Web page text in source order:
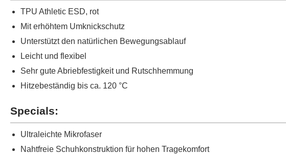
TPU Athletic ESD, rot
Mit erhöhtem Umknickschutz
Unterstützt den natürlichen Bewegungsablauf
Leicht und flexibel
Sehr gute Abriebfestigkeit und Rutschhemmung
Hitzebeständig bis ca. 120 °C
Specials:
Ultraleichte Mikrofaser
Nahtfreie Schuhkonstruktion für hohen Tragekomfort